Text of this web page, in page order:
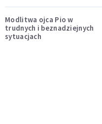
Modlitwa ojca Pio w
trudnych i beznadziejnych
sytuacjach